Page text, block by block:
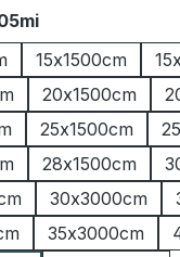
auswählen
15x1500cm
20x1500cm
25x1500cm
28x1500cm
30x3000cm
35x3000cm